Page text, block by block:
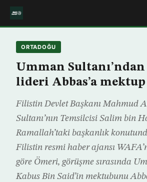
ORTADOĞU
Umman
lideri Abbas’a mektup
Filistin Devlet Başkanı Mahmud
Sultanı’nın Temsilcisi Salim bin
Ramallah’taki başkanlık
Filistin resmi haber ajansı
göre Ömeri, görüşme sırasında
Kabus Bin Said’in mektubunu